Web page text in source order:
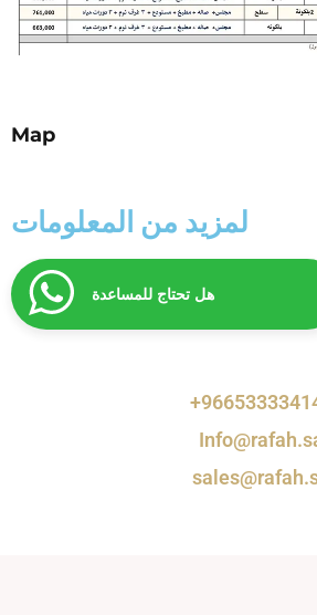
Map
لمزيد من المعلومات
هل تحتاج للمساعدة